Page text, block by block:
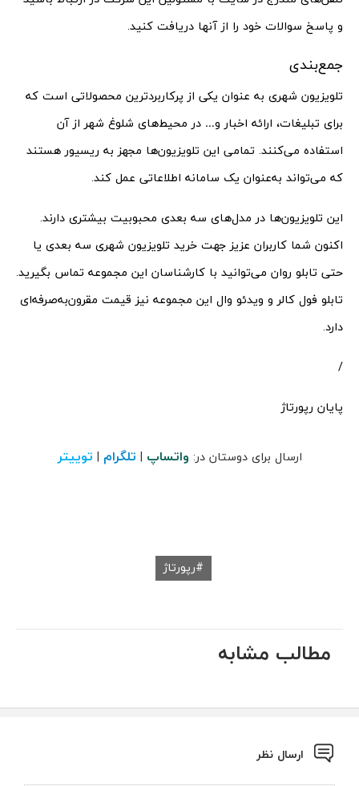
و پاسخ سوالات خود را از آنها دریافت کنید.
جمع‌بندی
تلویزیون شهری به عنوان یکی از پرکاربردترین محصولاتی است که
برای تبلیغات، ارائه اخبار و… در محیط‌های شلوغ شهر از آن
استفاده می‌کنند. تمامی این تلویزیون‌ها مجهز به ریسیور هستند
که می‌تواند به‌عنوان یک سامانه اطلاعاتی عمل کند.
این تلویزیون‌ها در مدل‌های سه بعدی محبوبیت بیشتری دارند.
اکنون شما کاربران عزیز جهت خرید تلویزیون شهری سه بعدی یا
حتی تابلو روان می‌توانید با کارشناسان این مجموعه تماس بگیرید.
تابلو فول کالر و ویدئو وال این مجموعه نیز قیمت مقرون‌به‌صرفه‌ای
دارد.
/
پایان رپورتاژ
ارسال برای دوستان در: واتساپ | تلگرام | توییتر
رپورتاژ
مطالب مشابه
ارسال نظر